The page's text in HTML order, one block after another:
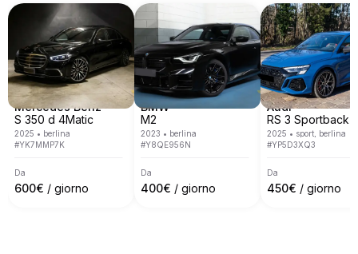
Tropez, Verona, Monaco, Venezia, Monte Carlo,
Barcellona e molte altre.
Mercedes Benz
S 350 d 4Matic
2025 • berlina
#YK7MMP7K
Da
600€ / giorno
BMW
M2
2023 • berlina
#Y8QE956N
Da
400€ / giorno
Audi
RS 3 Sportback
2025 • sport, berlina
#YP5D3XQ3
Da
450€ / giorno